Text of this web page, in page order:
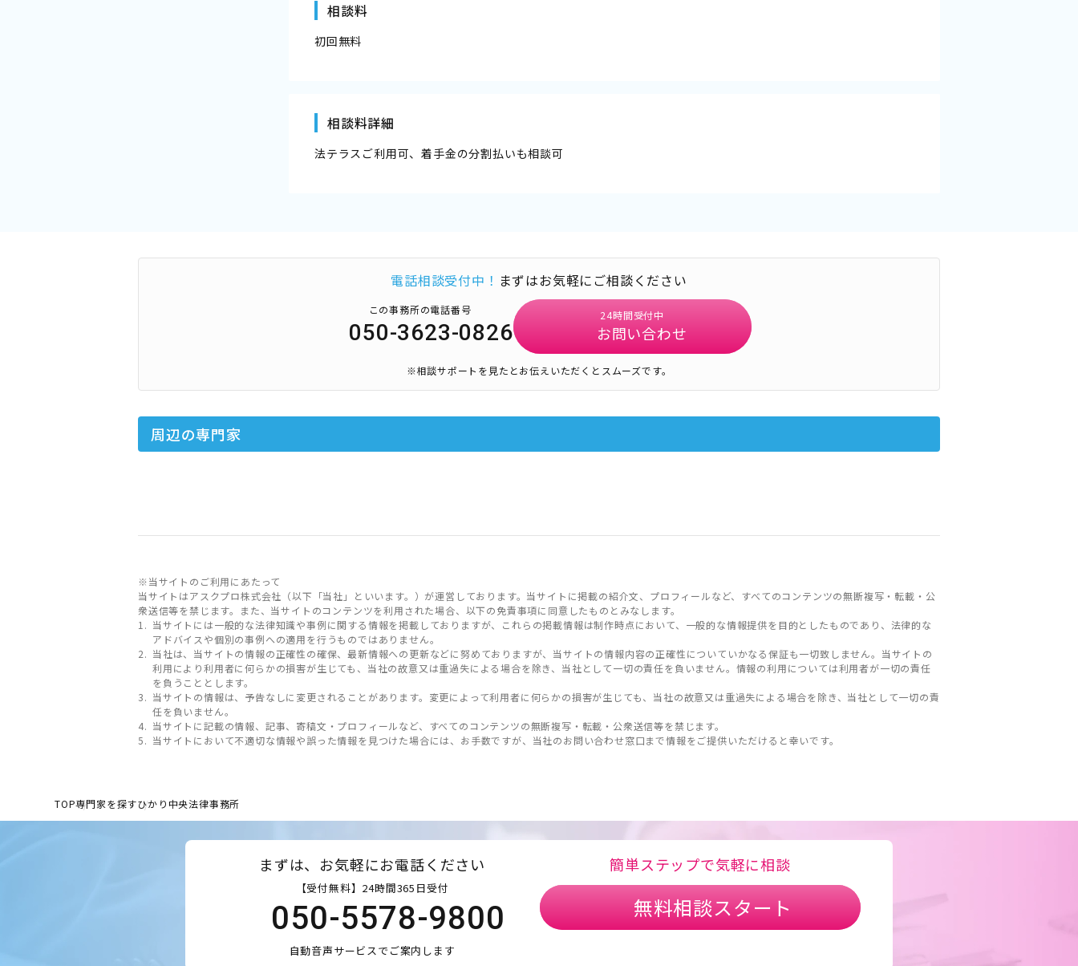
相談料
初回無料
相談料詳細
法テラスご利用可、着手金の分割払いも相談可
電話相談受付中！ まずはお気軽にご相談ください
この事務所の電話番号
050-3623-0826
24時間受付中
お問い合わせ
※相談サポートを見たとお伝えいただくとスムーズです。
周辺の専門家
※当サイトのご利用にあたって
当サイトはアスクプロ株式会社（以下「当社」といいます。）が運営しております。当サイトに掲載の紹介文、プロフィールなど、すべてのコンテンツの無断複写・転載・公
衆送信等を禁じます。また、当サイトのコンテンツを利用された場合、以下の免責事項に同意したものとみなします。
当サイトには一般的な法律知識や事例に関する情報を掲載しておりますが、これらの掲載情報は制作時点において、一般的な情報提供を目的としたものであり、法律的な
アドバイスや個別の事例への適用を行うものではありません。
当社は、当サイトの情報の正確性の確保、最新情報への更新などに努めておりますが、当サイトの情報内容の正確性についていかなる保証も一切致しません。当サイトの
利用により利用者に何らかの損害が生じても、当社の故意又は重過失による場合を除き、当社として一切の責任を負いません。情報の利用については利用者が一切の責任
を負うこととします。
当サイトの情報は、予告なしに変更されることがあります。変更によって利用者に何らかの損害が生じても、当社の故意又は重過失による場合を除き、当社として一切の責
任を負いません。
当サイトに記載の情報、記事、寄稿文・プロフィールなど、すべてのコンテンツの無断複写・転載・公衆送信等を禁じます。
当サイトにおいて不適切な情報や誤った情報を見つけた場合には、お手数ですが、当社のお問い合わせ窓口まで情報をご提供いただけると幸いです。
TOP専門家を探すひかり中央法律事務所
まずは、お気軽にお電話ください
【受付無料】24時間365日受付
050-5578-9800
自動音声サービスでご案内します
簡単ステップで気軽に相談
無料相談スタート